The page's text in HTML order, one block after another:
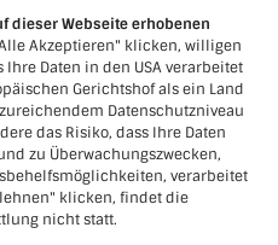
dieser Webseite erhobenen
Akzeptieren" klicken, willigen
Ihre Daten in den USA verarbeitet
Gerichtshof als ein Land
Datenschutzniveau
das Risiko, dass Ihre Daten
zu Überwachungszwecken,
verarbeitet
klicken, findet die
nicht statt.